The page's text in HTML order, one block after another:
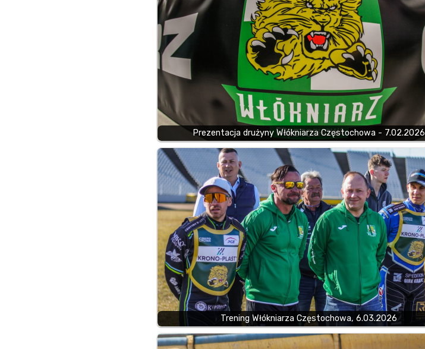
Prezentacja drużyny Włókniarza Częstochowa - 7.02.2026
Trening Włókniarza Częstochowa, 6.03.2026